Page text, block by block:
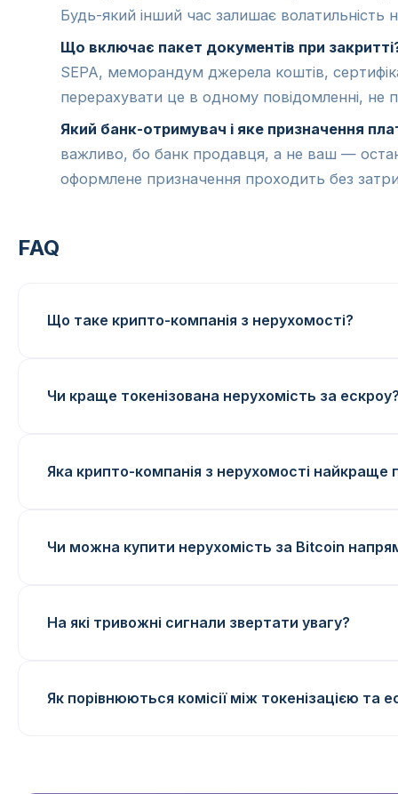
Будь-який інший час залишає волатильність
Що включає пакет документів при
SEPA, меморандум джерела коштів,
перерахувати це в одному повідомленні, не
Який банк-отримувач і яке призначення
важливо, бо банк продавця, а не ваш —
оформлене призначення проходить без
FAQ
Що таке крипто-компанія з нерухомості?
Чи краще токенізована нерухомість за
Яка крипто-компанія з нерухомості
Чи можна купити нерухомість за Bitcoin
На які тривожні сигнали звертати увагу?
Як порівнюються комісії між токенізацією та